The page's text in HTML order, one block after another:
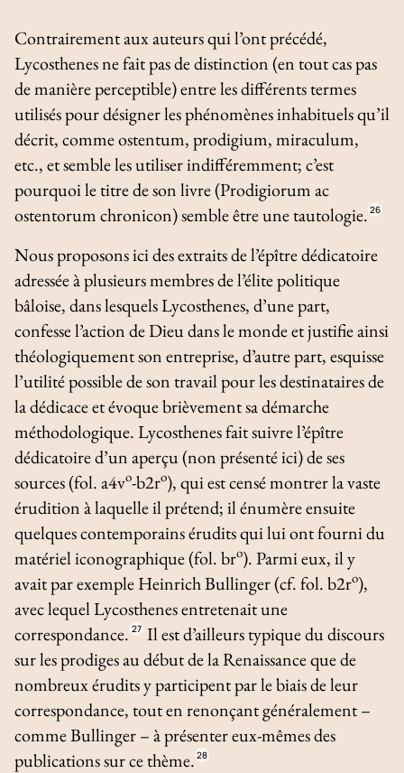
Contrairement aux auteurs qui l’ont précédé,
Lycosthenes ne fait pas de distinction (en tout cas pas
de manière perceptible) entre les différents termes
utilisés pour désigner les phénomènes inhabituels qu’il
décrit, commeostentum,prodigium,miraculum,
etc., et semble les utiliser indifféremment; c’est
pourquoi le titre de son livre (Prodigiorum ac
ostentorum chronicon) semble être une tautologie. 26
Nous proposons ici des extraits de l’épître dédicatoire
adressée à plusieurs membres de l’élite politique
bâloise, dans lesquels Lycosthenes, d’une part,
confesse l’action de Dieu dans le monde et justifie ainsi
théologiquement son entreprise, d’autre part, esquisse
l’utilité possible de son travail pour les destinataires de
la dédicace et évoque brièvement sa démarche
méthodologique. Lycosthenes fait suivre l’épître
dédicatoire d’un aperçu (non présenté ici) de ses
sources (fol. a4vo-b2ro), qui est censé montrer la vaste
érudition à laquelle il prétend; il énumère ensuite
quelques contemporains érudits qui lui ont fourni du
matériel iconographique (fol. bro). Parmi eux, il y
avait par exemple Heinrich Bullinger (cf. fol. b2ro),
avec lequel Lycosthenes entretenait une
correspondance. 27 Il est d’ailleurs typique du discours
sur les prodiges au début de la Renaissance que de
nombreux érudits y participent par le biais de leur
correspondance, tout en renonçant généralement –
comme Bullinger – à présenter eux-mêmes des
publications sur ce thème. 28